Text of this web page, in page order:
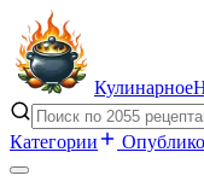
Кулинарное
Категории